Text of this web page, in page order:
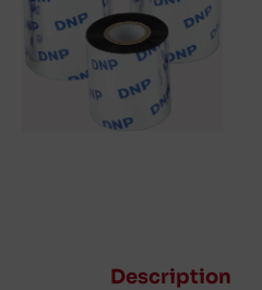
Description